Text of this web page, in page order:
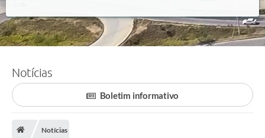
Notícias
Boletim informativo
Notícias